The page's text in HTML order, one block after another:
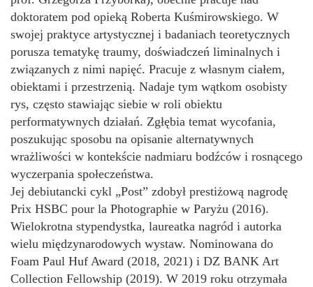
doktoratem pod opieką Roberta Kuśmirowskiego. W
swojej praktyce artystycznej i badaniach teoretycznych
porusza tematykę traumy, doświadczeń liminalnych i
związanych z nimi napięć. Pracuje z własnym ciałem,
obiektami i przestrzenią. Nadaje tym wątkom osobisty
rys, często stawiając siebie w roli obiektu
performatywnych działań. Zgłębia temat wycofania,
poszukując sposobu na opisanie alternatywnych
wrażliwości w kontekście nadmiaru bodźców i rosnącego
wyczerpania społeczeństwa.
Jej debiutancki cykl „Post” zdobył prestiżową nagrodę
Prix HSBC pour la Photographie w Paryżu (2016).
Wielokrotna stypendystka, laureatka nagród i autorka
wielu międzynarodowych wystaw. Nominowana do
Foam Paul Huf Award (2018, 2021) i DZ BANK Art
Collection Fellowship (2019). W 2019 roku otrzymała